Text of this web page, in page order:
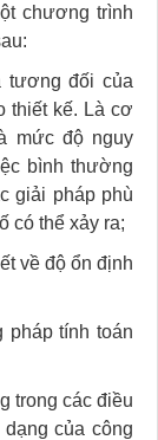
chương trình
tương đối của
thiết kế. Là cơ
mức độ nguy
bình thường
giải pháp phù
có thể xảy ra;
về độ ổn định
pháp tính toán
trong các điều
của công